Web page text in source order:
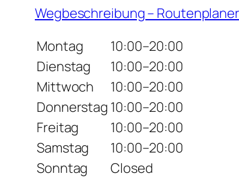
Wegbeschreibung –
Montag
10:00–20:00
Dienstag
10:00–20:00
Mittwoch
10:00–20:00
Donnerstag 10:00–20:00
Freitag
10:00–20:00
Samstag
10:00–20:00
Sonntag
Closed